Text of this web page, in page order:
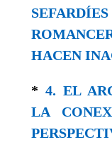
HACEN
* 4. EL
LA